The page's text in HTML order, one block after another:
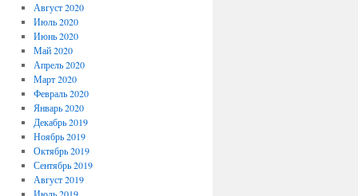
Август 2020
Июль 2020
Июнь 2020
Май 2020
Апрель 2020
Март 2020
Февраль 2020
Январь 2020
Декабрь 2019
Ноябрь 2019
Октябрь 2019
Сентябрь 2019
Август 2019